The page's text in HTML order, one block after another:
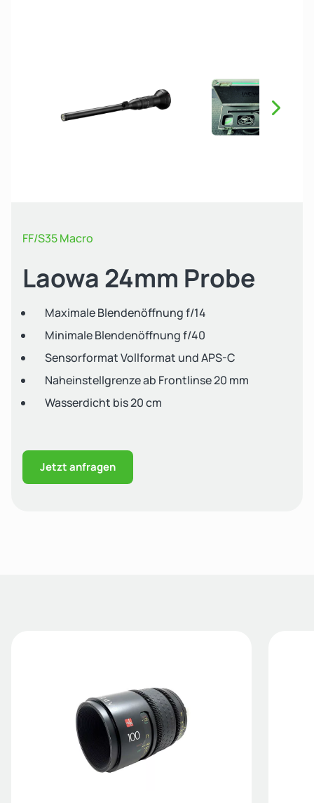
FF/S35 Macro
Laowa 24mm Probe
Maximale Blendenöffnung f/14
Minimale Blendenöffnung f/40
Sensorformat Vollformat und APS-C
Naheinstellgrenze ab Frontlinse 20 mm
Wasserdicht bis 20 cm
Jetzt anfragen